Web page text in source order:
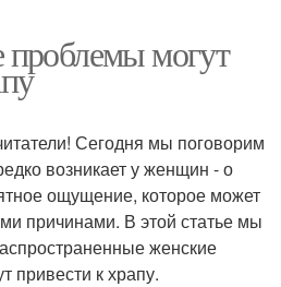
могут
Сегодня мы поговорим
возникает у женщин - о
ощущение, которое может
причинами. В этой статье мы
женские
привести к храпу.